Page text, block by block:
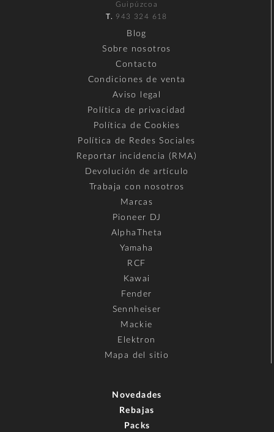
Guipúzcoa
T. 943 324 618
Blog
Sobre nosotros
Contacto
Condiciones de venta
Aviso legal
Política de privacidad
Política de Cookies
Política de Redes Sociales
Reportar incidencia (RMA)
Devolución de artículo
Trabaja con nosotros
Marcas
Pioneer DJ
AlphaTheta
Yamaha
RCF
Kawai
Fender
Sennheiser
Mackie
Elektron
Mapa del sitio
Novedades
Rebajas
Packs